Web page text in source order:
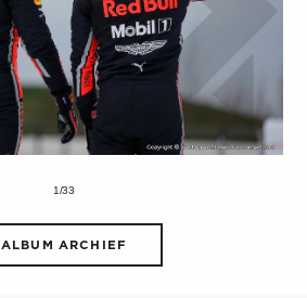
1/33
ALBUM ARCHIEF